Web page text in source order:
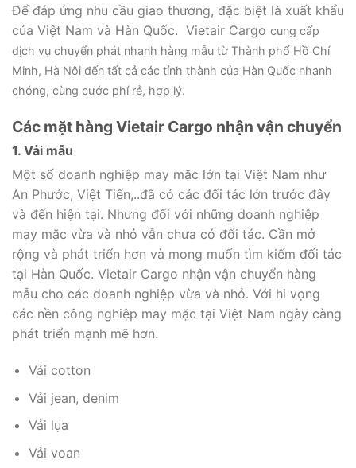
Để đáp ứng nhu cầu giao thương, đặc biệt là xuất khẩu
của Việt Nam và Hàn Quốc. Vietair Cargo cung cấp
dịch vụ chuyển phát nhanh hàng mẫu từ Thành phố Hồ Chí
Minh, Hà Nội đến tất cả các tỉnh thành của Hàn Quốc nhanh
chóng, cùng cước phí rẻ, hợp lý.
Các mặt hàng Vietair Cargo nhận vận chuyển
1. Vải mẫu
Một số doanh nghiệp may mặc lớn tại Việt Nam như
An Phước, Việt Tiến,..đã có các đối tác lớn trước đây
và đến hiện tại. Nhưng đối với những doanh nghiệp
may mặc vừa và nhỏ vẫn chưa có đối tác. Cần mở
rộng và phát triển hơn và mong muốn tìm kiếm đối tác
tại Hàn Quốc. Vietair Cargo nhận vận chuyển hàng
mẫu cho các doanh nghiệp vừa và nhỏ. Với hi vọng
các nền công nghiệp may mặc tại Việt Nam ngày càng
phát triển mạnh mẽ hơn.
Vải cotton
Vải jean, denim
Vải lụa
Vải voan